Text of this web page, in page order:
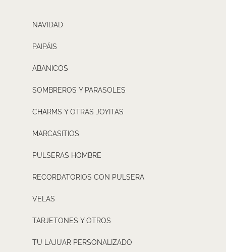
NAVIDAD
PAIPÁIS
ABANICOS
SOMBREROS Y PARASOLES
CHARMS Y OTRAS JOYITAS
MARCASITIOS
PULSERAS HOMBRE
RECORDATORIOS CON PULSERA
VELAS
TARJETONES Y OTROS
TU LAJUAR PERSONALIZADO